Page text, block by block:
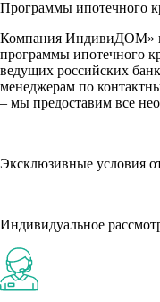
Программы ипотечного
Компания ИндивиДОМ»
программы ипотечного
ведущих российских
менеджерам по
– мы предоставим все
Эксклюзивные условия
Индивидуальное